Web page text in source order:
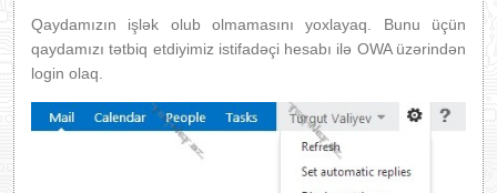
Qaydamızın işlək olub olmamasını yoxlayaq. Bunu üçün
qaydamızı tətbiq etdiyimiz istifadəçi hesabı ilə OWA üzərindən
login olaq.